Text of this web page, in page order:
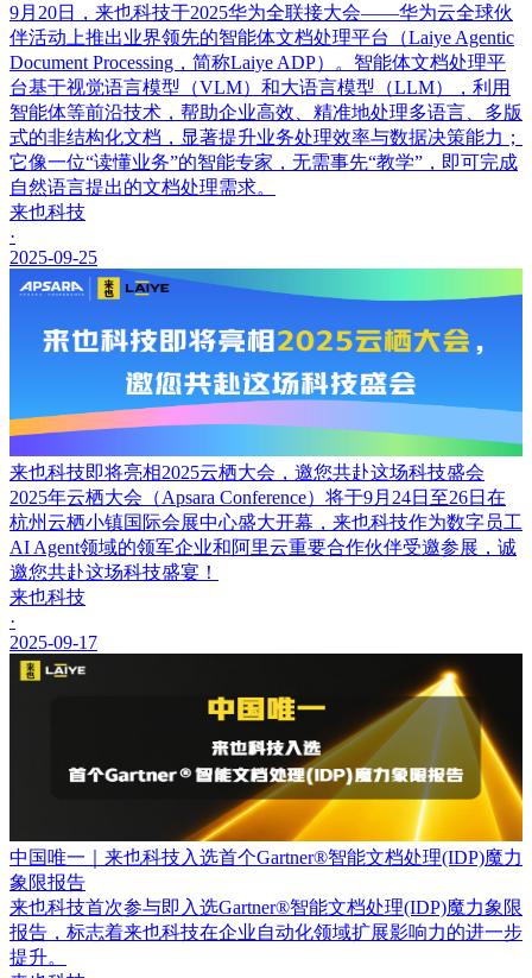
9月20日，来也科技于2025华为全联接大会——华为云全球伙
伴活动上推出业界领先的智能体文档处理平台（Laiye Agentic
Document Processing，简称Laiye ADP）。智能体文档处理平
台基于视觉语言模型（VLM）和大语言模型（LLM），利用
智能体等前沿技术，帮助企业高效、精准地处理多语言、多版
式的非结构化文档，显著提升业务处理效率与数据决策能力；
它像一位“读懂业务”的智能专家，无需事先“教学”，即可完成
自然语言提出的文档处理需求。
来也科技
·
2025-09-25
来也科技即将亮相2025云栖大会，邀您共赴这场科技盛会
2025年云栖大会（Apsara Conference）将于9月24日至26日在
杭州云栖小镇国际会展中心盛大开幕，来也科技作为数字员工
AI Agent领域的领军企业和阿里云重要合作伙伴受邀参展，诚
邀您共赴这场科技盛宴！
来也科技
·
2025-09-17
中国唯一｜来也科技入选首个Gartner®智能文档处理(IDP)魔力
象限报告
来也科技首次参与即入选Gartner®智能文档处理(IDP)魔力象限
报告，标志着来也科技在企业自动化领域扩展影响力的进一步
提升。